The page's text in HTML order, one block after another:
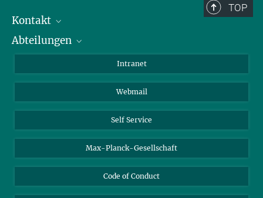
TOP
Kontakt
Mitarbeiterverzeichnis
Abteilungen
Biomolekulare Systeme
Kolloidchemie
Nachhaltige und Bio-inspirierte Materialien
Intranet
Webmail
Self Service
Max-Planck-Gesellschaft
Code of Conduct